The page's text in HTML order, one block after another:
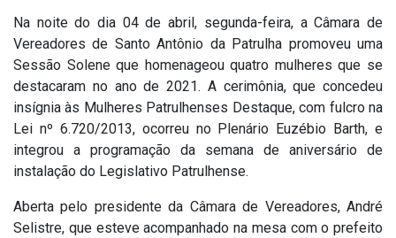
Na noite do dia 04 de abril, segunda-feira, a Câmara de
Vereadores de Santo Antônio da Patrulha promoveu uma
Sessão Solene que homenageou quatro mulheres que se
destacaram no ano de 2021. A cerimônia, que concedeu
insígnia às Mulheres Patrulhenses Destaque, com fulcro na
Lei nº 6.720/2013, ocorreu no Plenário Euzébio Barth, e
integrou a programação da semana de aniversário de
instalação do Legislativo Patrulhense.
Aberta pelo presidente da Câmara de Vereadores, André
Selistre, que esteve acompanhado na mesa com o prefeito